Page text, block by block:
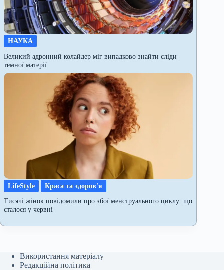
НАУКА
Великий адронний колайдер міг випадково знайти сліди
темної матерії
LifeStyle
Краса та здоров'я
Тисячі жінок повідомили про збої менструального циклу: що
сталося у червні
Використання матеріалу
Редакційна політика